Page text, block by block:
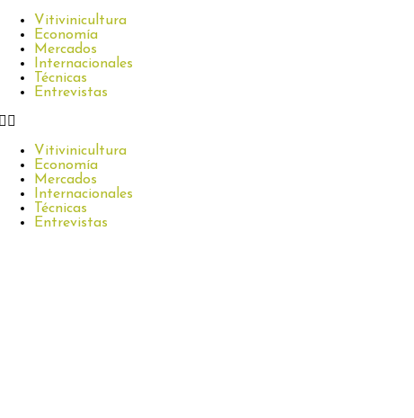
Vitivinicultura
Economía
Mercados
Internacionales
Técnicas
Entrevistas
Vitivinicultura
Economía
Mercados
Internacionales
Técnicas
Entrevistas